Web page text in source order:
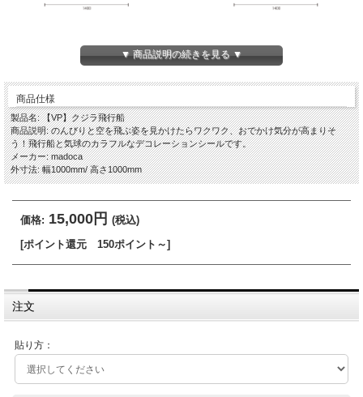
▼ 商品説明の続きを見る ▼
商品仕様
製品名: 【VP】クジラ飛行船
商品説明: のんびりと空を飛ぶ姿を見かけたらワクワク、おでかけ気分が高まりそ
う！飛行船と気球のカラフルなデコレーションシールです。
メーカー: madoca
外寸法: 幅1000mm/ 高さ1000mm
価格: 15,000円 (税込)
[ポイント還元 150ポイント～]
注文
貼り方：